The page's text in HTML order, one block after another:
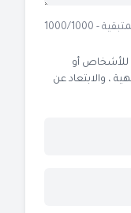
- 1000/1000
للأشخاص أو
، والابتعاد عن